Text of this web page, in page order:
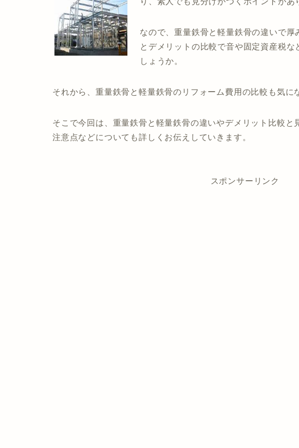
なので、重量鉄骨と軽量鉄骨の違いで厚
とデメリットの比較で音や固定資産税
しょうか。
それから、重量鉄骨と軽量鉄骨のリフォーム費用の比較も気に
そこで今回は、重量鉄骨と軽量鉄骨の違いやデメリット比較と
注意点などについても詳しくお伝えしていきます。
スポンサーリンク